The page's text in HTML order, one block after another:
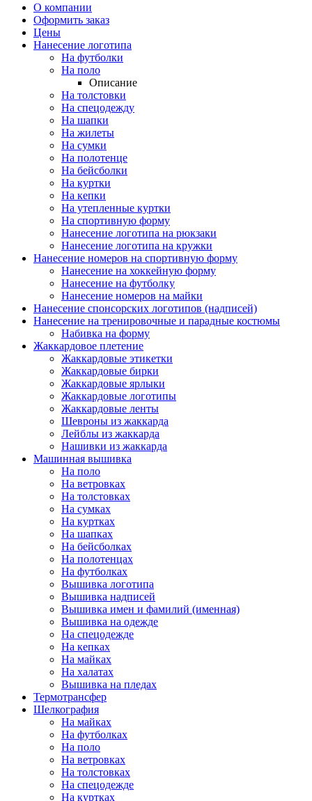
О компании
Оформить заказ
Цены
Нанесение логотипа
На футболки
На поло
Описание
На толстовки
На спецодежду
На шапки
На жилеты
На сумки
На полотенце
На бейсболки
На куртки
На кепки
На утепленные куртки
На спортивную форму
Нанесение логотипа на рюкзаки
Нанесение логотипа на кружки
Нанесение номеров на спортивную форму
Нанесение на хоккейную форму
Нанесение на футболку
Нанесение номеров на майки
Нанесение спонсорских логотипов (надписей)
Нанесение на тренировочные и парадные костюмы
Набивка на форму
Жаккардовое плетение
Жаккардовые этикетки
Жаккардовые бирки
Жаккардовые ярлыки
Жаккардовые логотипы
Жаккардовые ленты
Шевроны из жаккарда
Лейблы из жаккарда
Нашивки из жаккарда
Машинная вышивка
На поло
На ветровках
На толстовках
На сумках
На куртках
На шапках
На бейсболках
На полотенцах
На футболках
Вышивка логотипа
Вышивка надписей
Вышивка имен и фамилий (именная)
Вышивка на одежде
На спецодежде
На кепках
На майках
На халатах
Вышивка на пледах
Термотрансфер
Шелкография
На майках
На футболках
На поло
На ветровках
На толстовках
На спецодежде
На куртках